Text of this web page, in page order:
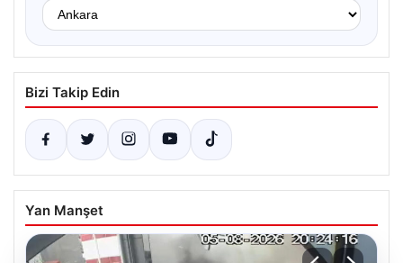
Bizi Takip Edin
Yan Manşet